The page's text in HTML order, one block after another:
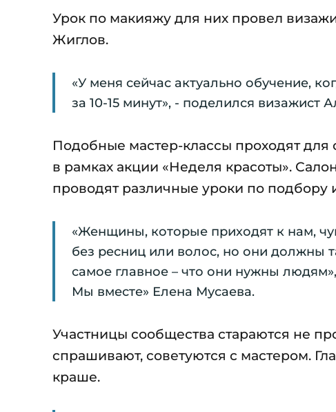
Урок по макияжу для них провел
Жиглов.
«У меня сейчас актуально обучение,
за 10-15 минут», - поделился визажист
Подобные мастер-классы проходят
в рамках акции «Неделя красоты».
проводят различные уроки по
«Женщины, которые приходят к нам,
без ресниц или волос, но они должны
самое главное – что они нужны
Мы вместе» Елена Мусаева.
Участницы сообщества стараются не
спрашивают, советуются с мастером.
краше.